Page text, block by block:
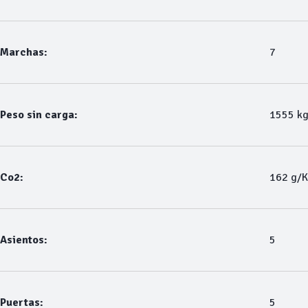
Marchas: 7
Peso sin carga: 1555 kg
Co2: 162 g/
Asientos: 5
Puertas: 5